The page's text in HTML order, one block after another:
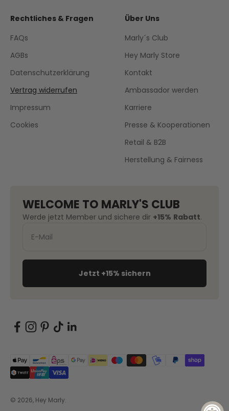
Rechtliches & Fragen
FAQs
AGBs
Datenschutzerklärung
Vertrag widerrufen
Impressum
Cookies
Über Uns
Marly´s Club
Hey Marly Store
Kontakt
Ambassador werden
Karriere
Presse & Kooperationen
Retail & B2B
Herstellung & Fairness
WELCOME TO MARLY'S CLUB
Werde jetzt Member und sichere dir +15% Rabatt.
Jetzt +15% sichern
© 2026, Hey Marly.